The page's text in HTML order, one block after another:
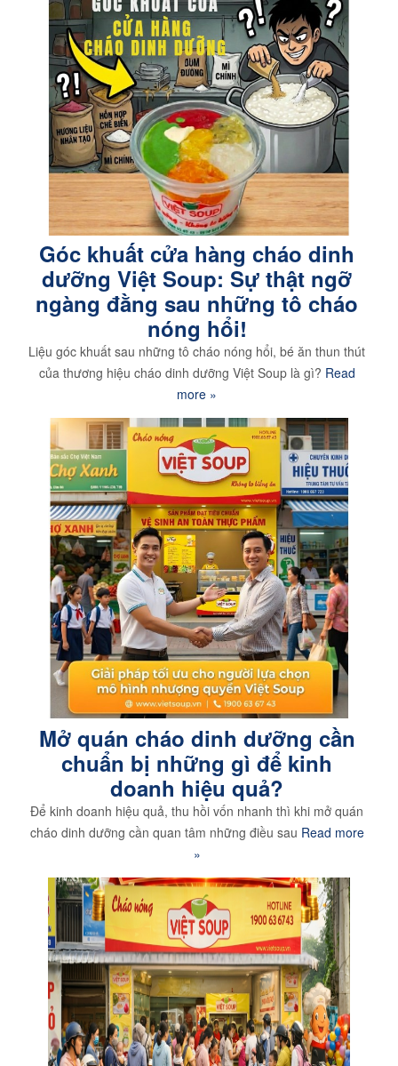
Góc khuất cửa hàng cháo dinh
dưỡng Việt Soup: Sự thật ngỡ
ngàng đằng sau những tô cháo
nóng hổi!
Liệu góc khuất sau những tô cháo nóng hổi, bé ăn thun thút
của thương hiệu cháo dinh dưỡng Việt Soup là gì? Read
more »
Mở quán cháo dinh dưỡng cần
chuẩn bị những gì để kinh
doanh hiệu quả?
Để kinh doanh hiệu quả, thu hồi vốn nhanh thì khi mở quán
cháo dinh dưỡng cần quan tâm những điều sau Read more
»